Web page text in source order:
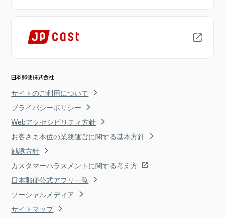
サイトのご利用について
プライバシーポリシー
Webアクセシビリティ方針
お客さま本位の業務運営に関する基本方針
勧誘方針
カスタマーハラスメントに関する考え方
日本郵便公式アプリ一覧
ソーシャルメディア
サイトマップ